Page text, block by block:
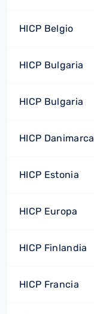
HICP Belgio
HICP Bulgaria
HICP Bulgaria
HICP Danimarca
HICP Estonia
HICP Europa
HICP Finlandia
HICP Francia